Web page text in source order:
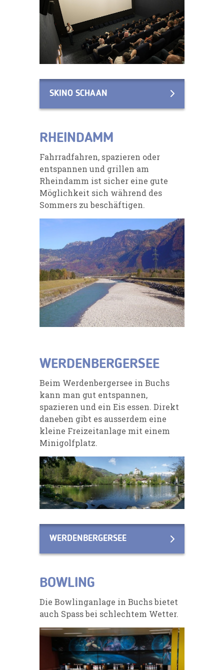
SKINO SCHAAN
RHEINDAMM
Fahrradfahren, spazieren oder
entspannen und grillen am
Rheindamm ist sicher eine gute
Möglichkeit sich während des
Sommers zu beschäftigen.
WERDENBERGERSEE
Beim Werdenbergersee in Buchs
kann man gut entspannen,
spazieren und ein Eis essen. Direkt
daneben gibt es ausserdem eine
kleine Freizeitanlage mit einem
Minigolfplatz.
WERDENBERGERSEE
BOWLING
Die Bowlinganlage in Buchs bietet
auch Spass bei schlechtem Wetter.